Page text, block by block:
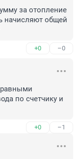
за отопление
начисляют общей
+0 –0
равными
по счетчику и
+0 –1